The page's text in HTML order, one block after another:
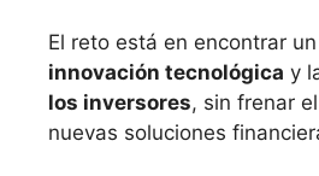
El reto está en encontrar
innovación tecnológica y
los inversores, sin frenar
nuevas soluciones